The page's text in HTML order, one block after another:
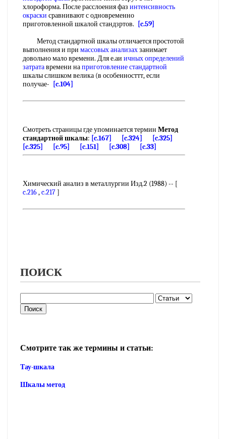
хлороформа. После расслоения фаз интенсивность
окраски сравнивают с одновременно
приготовленной шкалой стандзртов.
[c.59]
Метод стандартной шкалы отличается простотой
выполнения и при массовых анализахзанимает
довольно мало времени. Для е.аи ичныхопределений
затратавремени наприготовление стандартной
шкалы слишком велика (в особенносттт, если
получае-
[c.104]
Смотреть страницы где упоминается термин Метод
стандартной шкалы: [c.167] [c.324]
[c.325]
[c.325]
[c.95] [c.151] [c.308] [c.33]
Химический анализ в металлургии Изд.2 (1988) -- [
c.216,c.217]
ПОИСК
Смотрите так же термины и статьи:
Тау-шкала
Шкалы метод